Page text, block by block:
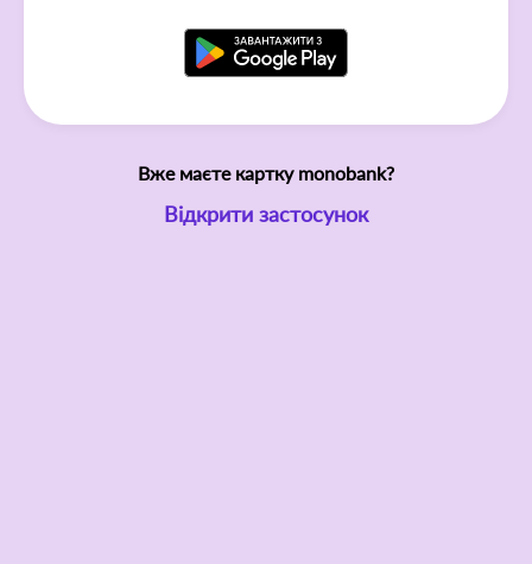
Вже маєте картку monobank?
Відкрити застосунок